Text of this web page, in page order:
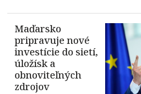
Maďarsko
pripravuje nové
investície do sietí,
úložísk a
obnoviteľných
zdrojov